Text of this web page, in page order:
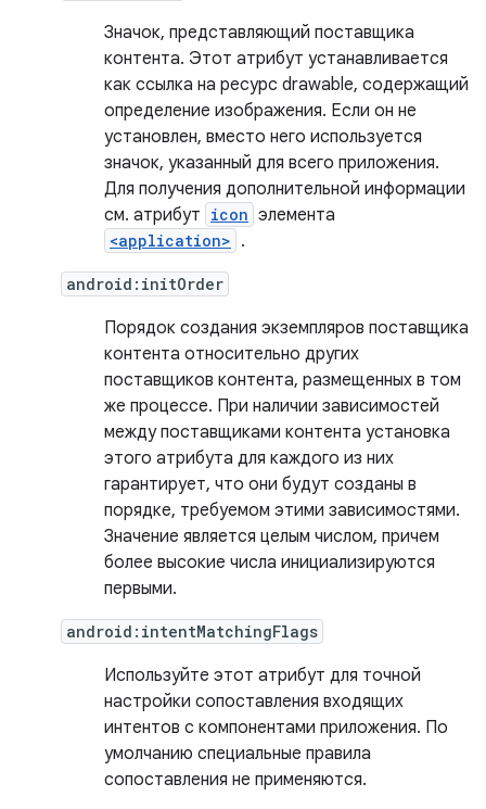
Значок, представляющий поставщика
контента. Этот атрибут устанавливается
как ссылка на ресурс drawable, содержащий
определение изображения. Если он не
установлен, вместо него используется
значок, указанный для всего приложения.
Для получения дополнительной информации
см. атрибут icon элемента
<application> .
android:initOrder
Порядок создания экземпляров поставщика
контента относительно других
поставщиков контента, размещенных в том
же процессе. При наличии зависимостей
между поставщиками контента установка
этого атрибута для каждого из них
гарантирует, что они будут созданы в
порядке, требуемом этими зависимостями.
Значение является целым числом, причем
более высокие числа инициализируются
первыми.
android:intentMatchingFlags
Используйте этот атрибут для точной
настройки сопоставления входящих
интентов с компонентами приложения. По
умолчанию специальные правила
сопоставления не применяются.